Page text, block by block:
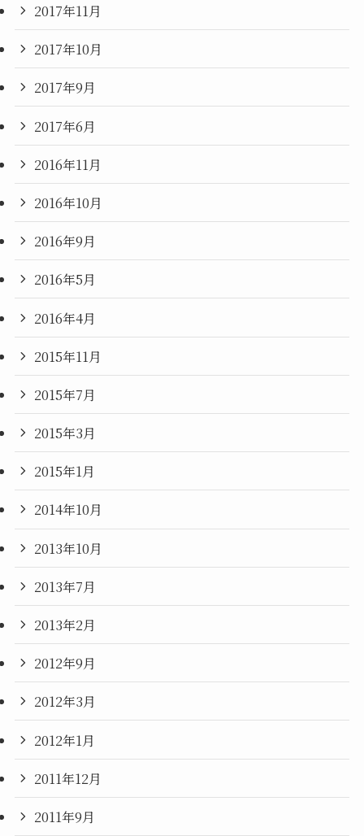
2017年11月
2017年10月
2017年9月
2017年6月
2016年11月
2016年10月
2016年9月
2016年5月
2016年4月
2015年11月
2015年7月
2015年3月
2015年1月
2014年10月
2013年10月
2013年7月
2013年2月
2012年9月
2012年3月
2012年1月
2011年12月
2011年9月